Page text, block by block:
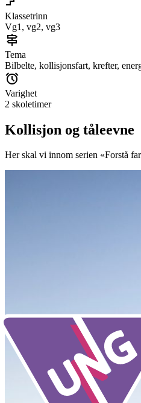
Klassetrinn
Vg1, vg2, vg3
Tema
Bilbelte, kollisjonsfart, krefter,
Varighet
2 skoletimer
Kollisjon og tåleevne
Her skal vi innom serien «Forstå